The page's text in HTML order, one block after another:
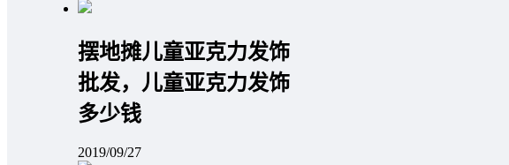
摆地摊儿童亚克力发饰
批发，儿童亚克力发饰
多少钱
2019/09/27